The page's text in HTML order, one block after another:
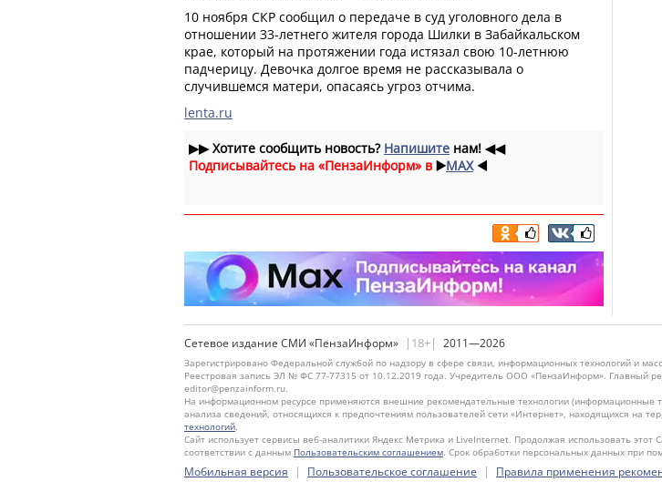
10 ноября СКР сообщил о передаче в суд уголовного дела в
отношении 33-летнего жителя города Шилки в Забайкальском
крае, который на протяжении года истязал свою 10-летнюю
падчерицу. Девочка долгое время не рассказывала о
случившемся матери, опасаясь угроз отчима.
lenta.ru
▶▶Хотите сообщить новость? Напишите нам! ◀◀
Подписывайтесь на «ПензаИнформ» в ▶️MAX ◀️
Сетевое издание СМИ «ПензаИнформ» |18+| 2011—2026
Зарегистрировано Федеральной службой по надзору в сфере связи, информационных технологий и
Реестровая запись ЭЛ № ФС 77-77315 от 10.12.2019 года. Учредитель ООО «ПензаИнформ». Главный
editor@penzainform.ru.
На информационном ресурсе применяются внешние рекомендательные технологии (информационные
анализа сведений, относящихся к предпочтениям пользователей сети «Интернет», находящихся на
технологий
Сайт использует сервисы веб-аналитики Яндекс Метрика и LiveInternet. Продолжая использовать
соответствии с данным Пользовательским соглашением . Срок обработки персональных данных при
Мобильная версия | Пользовательское соглашение | Правила применения